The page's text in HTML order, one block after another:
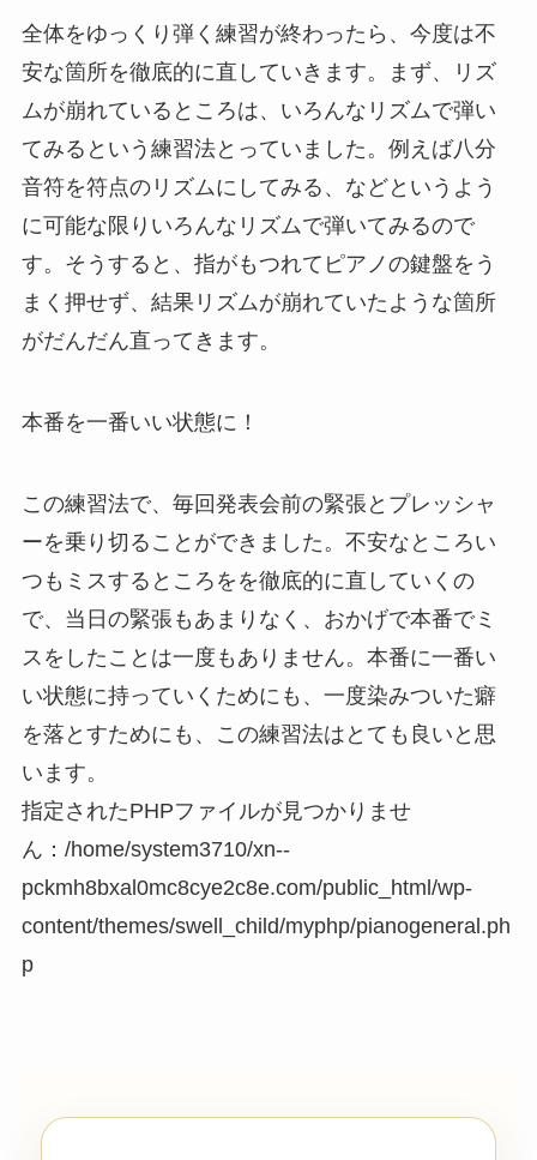
全体をゆっくり弾く練習が終わったら、今度は不
安な箇所を徹底的に直していきます。まず、リズ
ムが崩れているところは、いろんなリズムで弾い
てみるという練習法とっていました。例えば八分
音符を符点のリズムにしてみる、などというよう
に可能な限りいろんなリズムで弾いてみるので
す。そうすると、指がもつれてピアノの鍵盤をう
まく押せず、結果リズムが崩れていたような箇所
がだんだん直ってきます。
本番を一番いい状態に！
この練習法で、毎回発表会前の緊張とプレッシャ
ーを乗り切ることができました。不安なところい
つもミスするところをを徹底的に直していくの
で、当日の緊張もあまりなく、おかげで本番でミ
スをしたことは一度もありません。本番に一番い
い状態に持っていくためにも、一度染みついた癖
を落とすためにも、この練習法はとても良いと思
います。
指定されたPHPファイルが見つかりませ
ん：/home/system3710/xn--
pckmh8bxal0mc8cye2c8e.com/public_html/wp-
content/themes/swell_child/myphp/pianogeneral.ph
p